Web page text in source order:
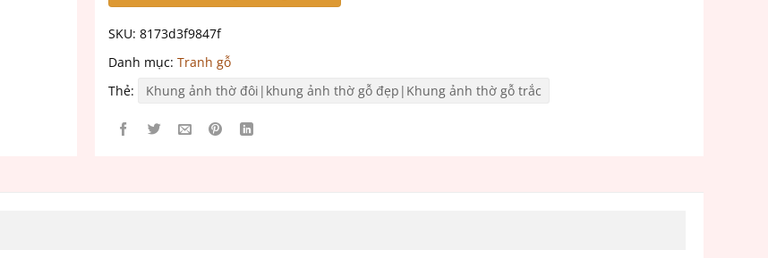
SKU: 8173d3f9847f
Danh mục: Tranh gỗ
Thẻ:
Khung ảnh thờ đôi|khung ảnh thờ gỗ đẹp|Khung ảnh thờ gỗ trắc